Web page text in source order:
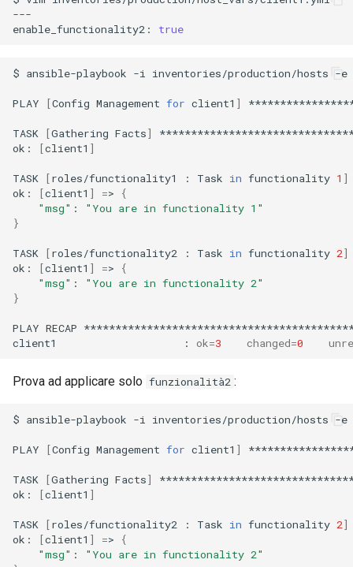
---
enable_functionality2:
true
$ ansible-playbook -i inventories/production/hosts -e
PLAY [Config Management for client1 ]
TASK [Gathering Facts]
ok:
[client1 ]
TASK [roles/functionality1 : Task in functionality 1 ]
ok:
[client1 ] =>
{
"msg" :
"You are in functionality 1"
}
TASK [roles/functionality2 : Task in functionality 2]
ok:
[client1 ] =>
{
"msg" :
"You are in functionality 2"
}
PLAY RECAP
client1
: ok=3 changed=0
Prova ad applicare solo funzionalità2 :
$ ansible-playbook -i inventories/production/hosts -e
PLAY [Config Management for client1 ]
TASK [Gathering Facts]
ok:
[client1 ]
TASK [roles/functionality2 : Task in functionality 2]
ok:
[client1 ] =>
{
"msg" :
"You are in functionality 2"